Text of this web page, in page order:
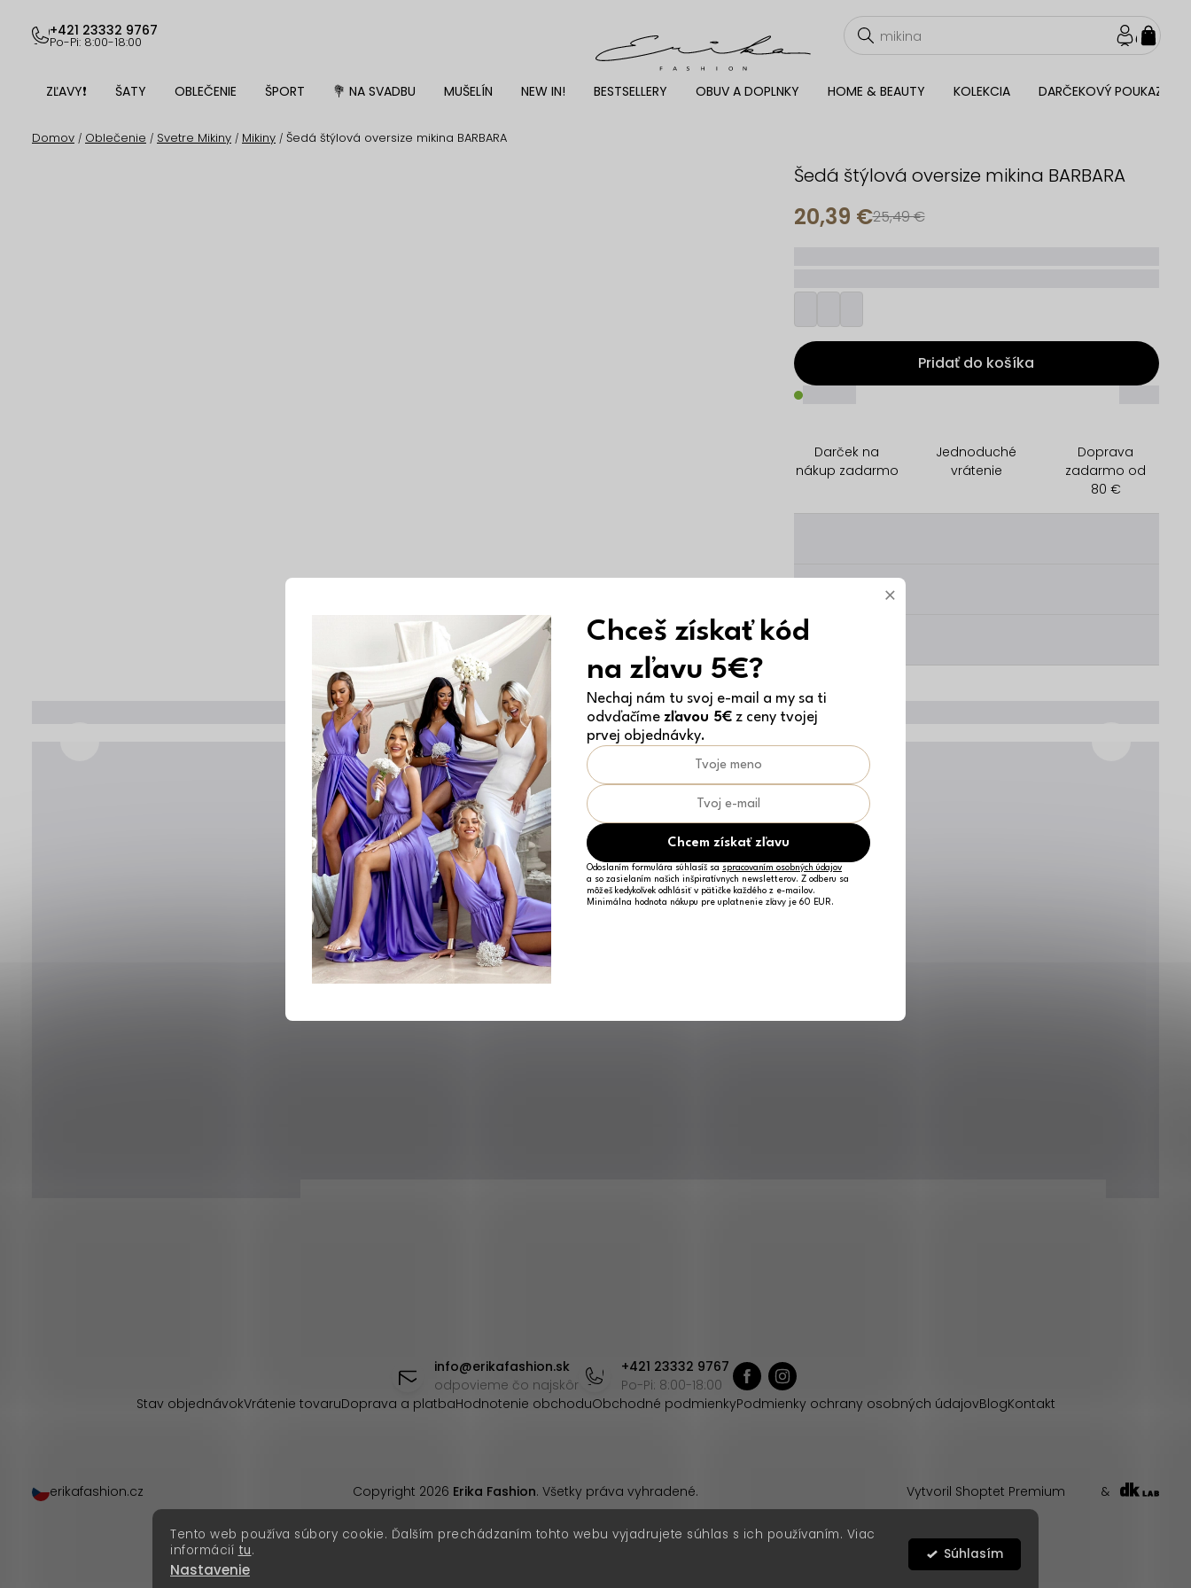
Tento web používa súbory cookie. Ďalším prechádzaním tohto webu vyjadrujete súhlas s ich používaním. Viac
informácií tu.
Nastavenie
Súhlasím
obsah
+421 23332 9767
Po-Pi: 8:00-18:00
ZĽAVY❗ ŠATY OBLEČENIE ŠPORT 💐 NA SVADBU MUŠELÍN NEW IN! BESTSELLERY OBUV A DOPLNKY HOME & BEAUTY KOLEKCIA DARČEKOVÝ POUKAZ
Domov / Oblečenie / Svetre Mikiny / Mikiny / Šedá štýlová oversize mikina BARBARA
Šedá štýlová oversize mikina BARBARA
25,49 €
20,39 €
Pridať do košíka
_____
Darček na
nákup zadarmo
Jednoduché
vrátenie
Doprava
zadarmo od
80 €
________
________
info@erikafashion.sk
odpovieme čo najskôr
+421 23332 9767
Po-Pi: 8:00-18:00
Stav objednávokVrátenie tovaruDoprava a platbaHodnotenie obchoduObchodné podmienkyPodmienky ochrany osobných údajovBlogKontakt
Vytvoril Shoptet Premium &
Copyright 2026 Erika Fashion. Všetky práva vyhradené.
erikafashion.cz
×
Chceš získať kód
na zľavu 5€?
Nechaj nám tu svoj e-mail a my sa ti
odvďačíme zľavou 5€ z ceny tvojej
prvej objednávky.
Chcem získať zľavu
Odoslaním formulára súhlasíš sa spracovaním osobných údajov
a so zasielaním našich inšpiratívnych newsletterov. Z odberu sa
môžeš kedykoľvek odhlásiť v pätičke každého z e-mailov.
Minimálna hodnota nákupu pre uplatnenie zľavy je 60 EUR.